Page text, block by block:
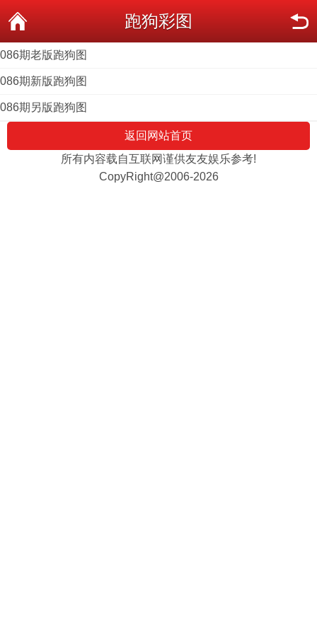
跑狗彩图
086期老版跑狗图
086期新版跑狗图
086期另版跑狗图
返回网站首页
所有内容载自互联网谨供友友娱乐参考!
CopyRight@2006-2026